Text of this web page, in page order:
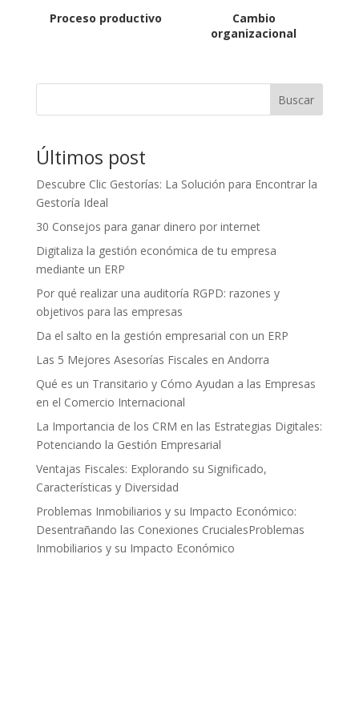
Proceso productivo
Cambio
organizacional
Buscar
Últimos post
Descubre Clic Gestorías: La Solución para Encontrar la
Gestoría Ideal
30 Consejos para ganar dinero por internet
Digitaliza la gestión económica de tu empresa
mediante un ERP
Por qué realizar una auditoría RGPD: razones y
objetivos para las empresas
Da el salto en la gestión empresarial con un ERP
Las 5 Mejores Asesorías Fiscales en Andorra
Qué es un Transitario y Cómo Ayudan a las Empresas
en el Comercio Internacional
La Importancia de los CRM en las Estrategias Digitales:
Potenciando la Gestión Empresarial
Ventajas Fiscales: Explorando su Significado,
Características y Diversidad
Problemas Inmobiliarios y su Impacto Económico:
Desentrañando las Conexiones CrucialesProblemas
Inmobiliarios y su Impacto Económico